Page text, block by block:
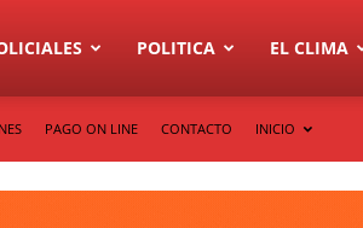
POLITICA EL CLIMA
PAGO ON LINE CONTACTO INICIO